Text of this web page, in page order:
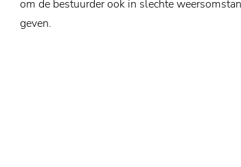
om de bestuurder ook in slechte
geven.